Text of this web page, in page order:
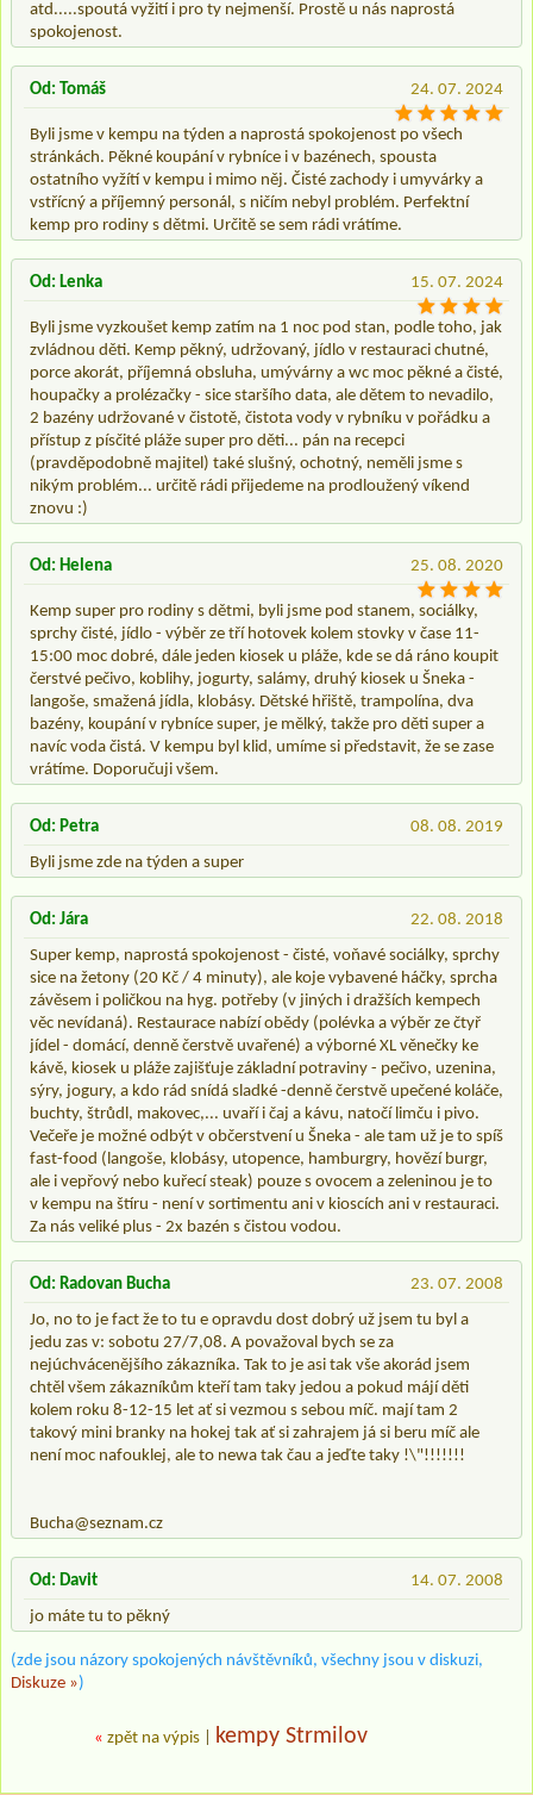
atd.....spoutá vyžití i pro ty nejmenší. Prostě u nás naprostá
spokojenost.
24. 07. 2024
Od: Tomáš
Byli jsme v kempu na týden a naprostá spokojenost po všech
stránkách. Pěkné koupání v rybníce i v bazénech, spousta
ostatního vyžítí v kempu i mimo něj. Čisté zachody i umyvárky a
vstřícný a příjemný personál, s ničím nebyl problém. Perfektní
kemp pro rodiny s dětmi. Určitě se sem rádi vrátíme.
15. 07. 2024
Od: Lenka
Byli jsme vyzkoušet kemp zatím na 1 noc pod stan, podle toho, jak
zvládnou děti. Kemp pěkný, udržovaný, jídlo v restauraci chutné,
porce akorát, příjemná obsluha, umývárny a wc moc pěkné a čisté,
houpačky a prolézačky - sice staršího data, ale dětem to nevadilo,
2 bazény udržované v čistotě, čistota vody v rybníku v pořádku a
přístup z písčité pláže super pro děti... pán na recepci
(pravděpodobně majitel) také slušný, ochotný, neměli jsme s
nikým problém... určitě rádi přijedeme na prodloužený víkend
znovu :)
25. 08. 2020
Od: Helena
Kemp super pro rodiny s dětmi, byli jsme pod stanem, sociálky,
sprchy čisté, jídlo - výběr ze tří hotovek kolem stovky v čase 11-
15:00 moc dobré, dále jeden kiosek u pláže, kde se dá ráno koupit
čerstvé pečivo, koblihy, jogurty, salámy, druhý kiosek u Šneka -
langoše, smažená jídla, klobásy. Dětské hřiště, trampolína, dva
bazény, koupání v rybníce super, je mělký, takže pro děti super a
navíc voda čistá. V kempu byl klid, umíme si představit, že se zase
vrátíme. Doporučuji všem.
08. 08. 2019
Od: Petra
Byli jsme zde na týden a super
22. 08. 2018
Od: Jára
Super kemp, naprostá spokojenost - čisté, voňavé sociálky, sprchy
sice na žetony (20 Kč / 4 minuty), ale koje vybavené háčky, sprcha
závěsem i poličkou na hyg. potřeby (v jiných i dražších kempech
věc nevídaná). Restaurace nabízí obědy (polévka a výběr ze čtyř
jídel - domácí, denně čerstvě uvařené) a výborné XL věnečky ke
kávě, kiosek u pláže zajišťuje základní potraviny - pečivo, uzenina,
sýry, jogury, a kdo rád snídá sladké -denně čerstvě upečené koláče,
buchty, štrůdl, makovec,... uvaří i čaj a kávu, natočí limču i pivo.
Večeře je možné odbýt v občerstvení u Šneka - ale tam už je to spíš
fast-food (langoše, klobásy, utopence, hamburgry, hovězí burgr,
ale i vepřový nebo kuřecí steak) pouze s ovocem a zeleninou je to
v kempu na štíru - není v sortimentu ani v kioscích ani v restauraci.
Za nás veliké plus - 2x bazén s čistou vodou.
23. 07. 2008
Od: Radovan Bucha
Jo, no to je fact že to tu e opravdu dost dobrý už jsem tu byl a
jedu zas v: sobotu 27/7,08. A považoval bych se za
nejúchvácenějšího zákazníka. Tak to je asi tak vše akorád jsem
chtěl všem zákazníkům kteří tam taky jedou a pokud májí děti
kolem roku 8-12-15 let ať si vezmou s sebou míč. mají tam 2
takový mini branky na hokej tak ať si zahrajem já si beru míč ale
není moc nafouklej, ale to newa tak čau a jeďte taky !\"!!!!!!!
Bucha@seznam.cz
14. 07. 2008
Od: Davit
jo máte tu to pěkný
(zde jsou názory spokojených návštěvníků, všechny jsou v diskuzi,
Diskuze »)
« zpět na výpis kempy Strmilov